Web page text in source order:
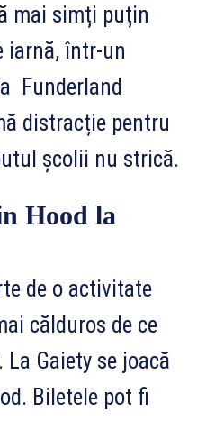
mai simți puțin
iarnă, într-un
Funderland
distracție pentru
școlii nu strică.
Hood la
de o activitate
călduros de ce
Gaiety se joacă
Biletele pot fi